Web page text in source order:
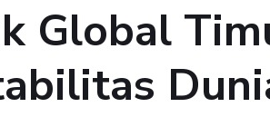
Global